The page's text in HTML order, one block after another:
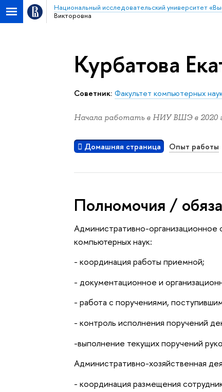
Национальный исследовательский университет
Викторовна
Курбатова
Советник: Факультет компьютерных
Начала работать в НИУ ВШЭ в 2020
Домашняя страница Опыт работы
Полномочия /
Административно-организационное
компьютерных наук:
- координация работы приемной;
- документационное и
- работа с поручениями,
- контроль исполнения поручений
-выполнение текущих поручений
Административно-хозяйственная
- координация размещения